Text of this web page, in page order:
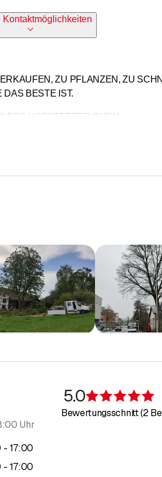
Kontaktmöglichkeiten
ZU PFLANZEN, ZU
DAS BESTE IST.
HOFSTETTER GMBH
Uhr
- bis
17:00
- bis
17:00
5.0
Bewertungsschnitt (2